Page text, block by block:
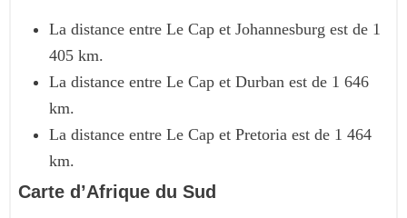
La distance entre Le Cap et Johannesburg est de 1
405 km.
La distance entre Le Cap et Durban est de 1 646
km.
La distance entre Le Cap et Pretoria est de 1 464
km.
Carte d’Afrique du Sud